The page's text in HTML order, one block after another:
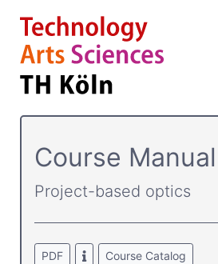
Course­
Project-based optics
PDF
Course Catalog